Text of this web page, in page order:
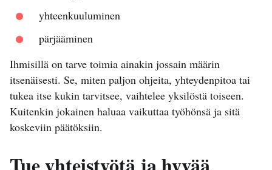
yhteenkuuluminen
pärjääminen
Ihmisillä on tarve toimia ainakin jossain määrin
itsenäisesti. Se, miten paljon ohjeita, yhteydenpitoa tai
tukea itse kukin tarvitsee, vaihtelee yksilöstä toiseen.
Kuitenkin jokainen haluaa vaikuttaa työhönsä ja sitä
koskeviin päätöksiin.